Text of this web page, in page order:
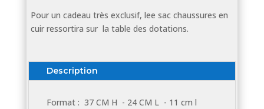
Pour un cadeau très exclusif, lee sac chaussures en
cuir ressortira sur la table des dotations.
Description
Format : 37 CM H - 24 CM L - 11 cm l